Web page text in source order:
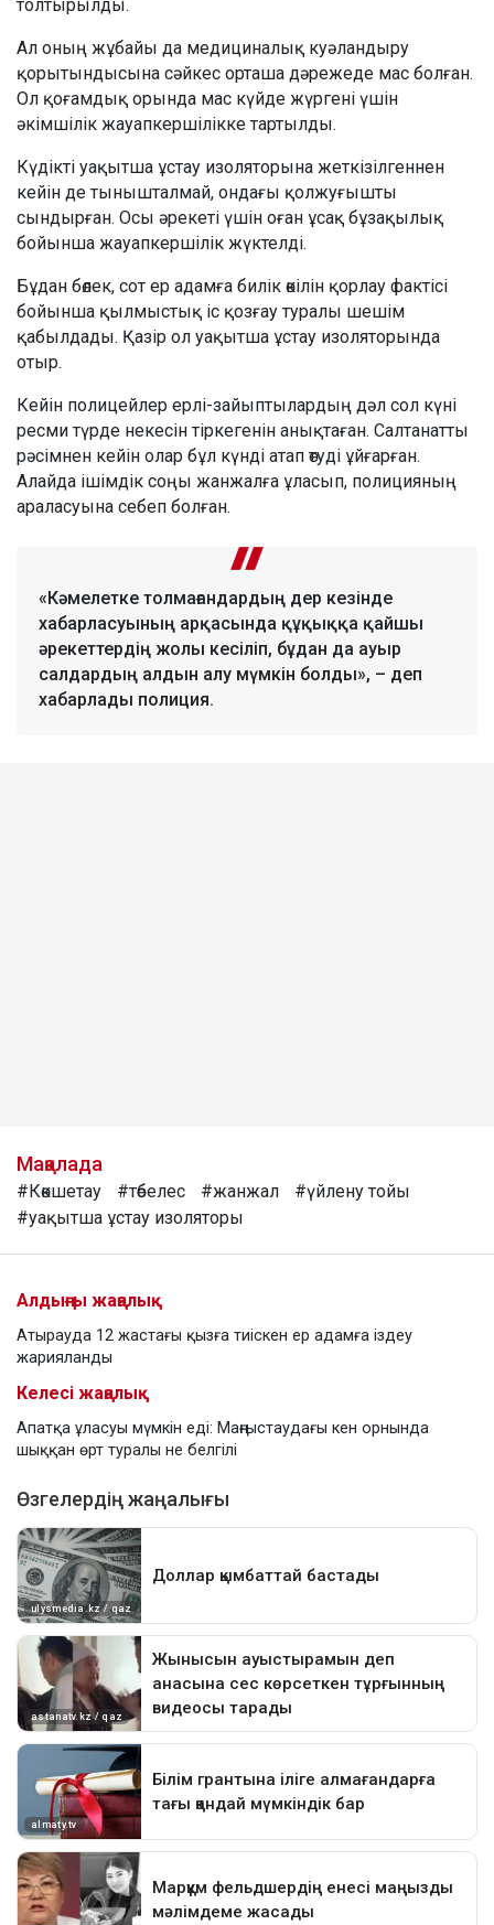
толтырылды.
Ал оның жұбайы да медициналық куәландыру
қорытындысына сәйкес орташа дәрежеде мас болған.
Ол қоғамдық орында мас күйде жүргені үшін
әкімшілік жауапкершілікке тартылды.
Күдікті уақытша ұстау изоляторына жеткізілгеннен
кейін де тынышталмай, ондағы қолжуғышты
сындырған. Осы әрекеті үшін оған ұсақ бұзақылық
бойынша жауапкершілік жүктелді.
Бұдан бөлек, сот ер адамға билік өкілін қорлау фактісі
бойынша қылмыстық іс қозғау туралы шешім
қабылдады. Қазір ол уақытша ұстау изоляторында
отыр.
Кейін полицейлер ерлі-зайыптылардың дәл сол күні
ресми түрде некесін тіркегенін анықтаған. Салтанатты
рәсімнен кейін олар бұл күнді атап өтуді ұйғарған.
Алайда ішімдік соңы жанжалға ұласып, полицияның
араласуына себеп болған.
«Кәмелетке толмағандардың дер кезінде
хабарласуының арқасында құқыққа қайшы
әрекеттердің жолы кесіліп, бұдан да ауыр
салдардың алдын алу мүмкін болды», – деп
хабарлады полиция.
Мақалада
#Көкшетау #төбелес #жанжал
#үйлену тойы
#уақытша ұстау изоляторы
Алдыңғы жаңалық
Атырауда 12 жастағы қызға тиіскен ер адамға іздеу
жарияланды
Келесі жаңалық
Апатқа ұласуы мүмкін еді: Маңғыстаудағы кен орнында
шыққан өрт туралы не белгілі